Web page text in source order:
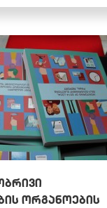
ორგანოების